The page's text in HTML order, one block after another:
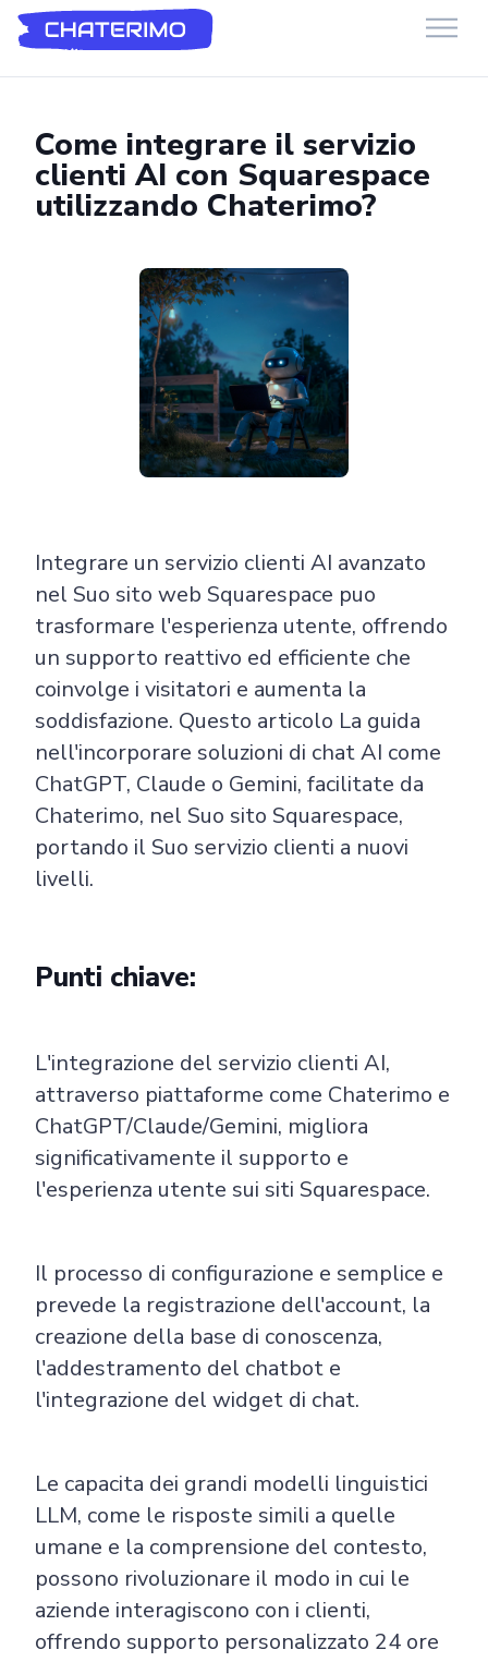
Come integrare il servizio
clienti AI con Squarespace
utilizzando Chaterimo?
Integrare un servizio clienti AI avanzato
nel Suo sito web Squarespace puo
trasformare l'esperienza utente, offrendo
un supporto reattivo ed efficiente che
coinvolge i visitatori e aumenta la
soddisfazione. Questo articolo La guida
nell'incorporare soluzioni di chat AI come
ChatGPT, Claude o Gemini, facilitate da
Chaterimo, nel Suo sito Squarespace,
portando il Suo servizio clienti a nuovi
livelli.
Punti chiave:
L'integrazione del servizio clienti AI,
attraverso piattaforme come Chaterimo e
ChatGPT/Claude/Gemini, migliora
significativamente il supporto e
l'esperienza utente sui siti Squarespace.
Il processo di configurazione e semplice e
prevede la registrazione dell'account, la
creazione della base di conoscenza,
l'addestramento del chatbot e
l'integrazione del widget di chat.
Le capacita dei grandi modelli linguistici
LLM, come le risposte simili a quelle
umane e la comprensione del contesto,
possono rivoluzionare il modo in cui le
aziende interagiscono con i clienti,
offrendo supporto personalizzato 24 ore
Chaterimo HelpDesk